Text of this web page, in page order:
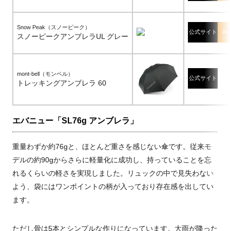
Snow Peak（スノーピーク）
スノーピークアンブレラUL グレー
公式サイト
mont-bell（モンベル）
トレッキングアンブレラ 60
公式サイト
エバニュー「SL76g アンブレラ」
重量わずか約76gと、ほとんど重さを感じない傘です。従来モ
デルの約90gからさらに軽量化に成功し、持っていることを忘
れるくらいの軽さを実現しました。リュックの中で見失わない
よう、袋にはワンポイントの柄が入っており存在感を出してい
ます。
ただし骨は5本とシンプルな作りになっています。大雨が降った